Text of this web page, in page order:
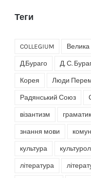
Теги
COLLEGIUM Велика
Д.Бураго Д. С.
Корея Люди
Радянський Союз
візантизм
знання мови
культура
література